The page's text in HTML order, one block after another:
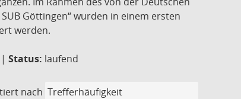
Göttingen“ wurden in einem ersten
werden.
Status: laufend
nach